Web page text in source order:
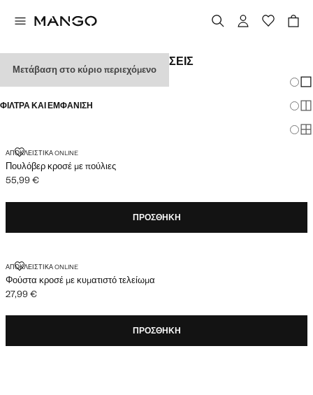
Μετάβαση στο κύριο περιεχόμενο
ΓΥΝΑΙΚΕΙΑ ΦΕΣΤΙΒΑΛ ΕΜΦΑΝΙΣΕΙΣ
ΦΊΛΤΡΑ ΚΑΙ ΕΜΦΆΝΙΣΗ
ΑΠΟΚΛΕΙΣΤΙΚΆ ONLINE
Πουλόβερ κροσέ με πούλιες
ΠΟΥΛΌΒΕΡ ΚΡΟΣΈ ΜΕ ΠΟΎΛΙΕΣ
Ισχύουσα τιμή [55,99 € ]
55,99 €
ΠΡΟΣΘΉΚΗ
ΑΠΟΚΛΕΙΣΤΙΚΆ ONLINE
Φούστα κροσέ με κυματιστό τελείωμα
ΦΟΎΣΤΑ ΚΡΟΣΈ ΜΕ ΚΥΜΑΤΙΣΤΌ ΤΕΛΕΊΩΜΑ
Ισχύουσα τιμή [27,99 € ]
27,99 €
ΠΡΟΣΘΉΚΗ